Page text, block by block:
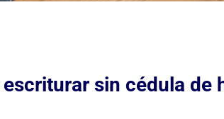
escriturar sin cédula de